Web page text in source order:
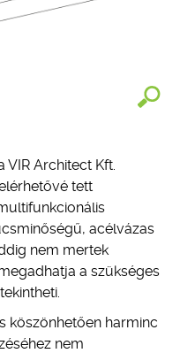
VIR Architect Kft.
tett
acélvázas
nem mertek
a szükséges
köszönhetően harminc
nem